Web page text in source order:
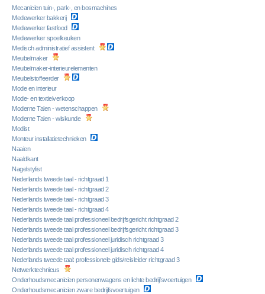
Mecanicien tuin-, park-, en bosmachines
Medewerker bakkerij
Medewerker fastfood
Medewerker spoelkeuken
Medisch administratief assistent
Meubelmaker
Meubelmaker-interieurelementen
Meubelstoffeerder
Mode en interieur
Mode- en textielverkoop
Moderne Talen - wetenschappen
Moderne Talen - wiskunde
Modist
Monteur installatietechnieken
Naaien
Naaldkant
Nagelstylist
Nederlands tweede taal - richtgraad 1
Nederlands tweede taal - richtgraad 2
Nederlands tweede taal - richtgraad 3
Nederlands tweede taal - richtgraad 4
Nederlands tweede taal professioneel bedrijfsgericht richtgraad 2
Nederlands tweede taal professioneel bedrijfsgericht richtgraad 3
Nederlands tweede taal professioneel juridisch richtgraad 3
Nederlands tweede taal professioneel juridisch richtgraad 4
Nederlands tweede taal: professionele gids/reisleider richtgraad 3
Netwerktechnicus
Onderhoudsmecanicien personenwagens en lichte bedrijfsvoertuigen
Onderhoudsmecanicien zware bedrijfsvoertuigen